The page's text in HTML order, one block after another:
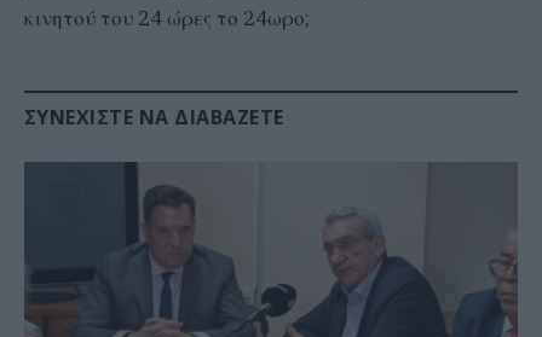
κινητού του 24 ώρες το 24ωρο;
ΣΥΝΕΧΊΣΤΕ ΝΑ ΔΙΑΒΆΖΕΤΕ